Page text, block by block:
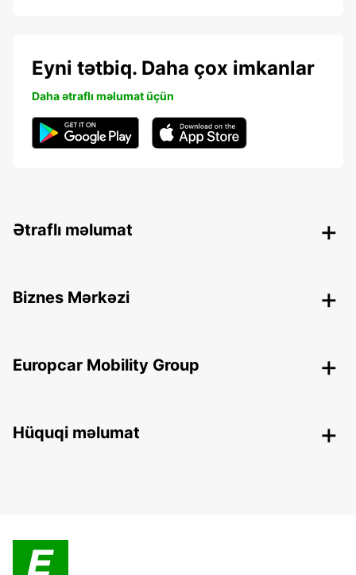
Eyni tətbiq. Daha çox imkanlar
Daha ətraflı məlumat üçün
Ətraflı məlumat
Biznes Mərkəzi
Europcar Mobility Group
Hüquqi məlumat